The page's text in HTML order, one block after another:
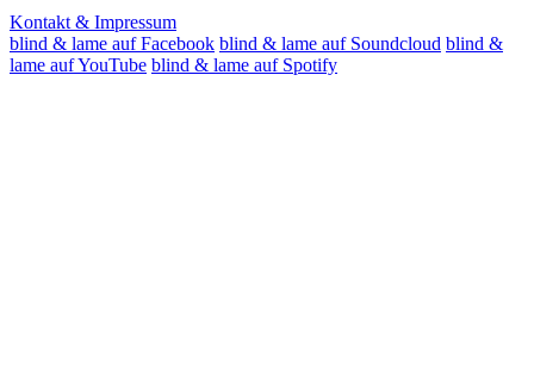
Kontakt & Impressum
blind & lame auf Facebook blind & lame auf Soundcloud blind &
lame auf YouTube blind & lame auf Spotify